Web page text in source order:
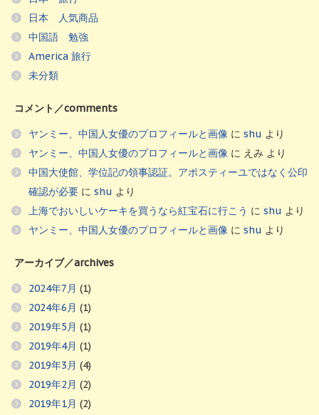
日本 人気商品
中国語 勉強
America 旅行
未分類
コメント／comments
ヤンミー、中国人女優のプロフィールと画像 に shu より
ヤンミー、中国人女優のプロフィールと画像 に えみ より
中国大使館、学位記の領事認証。アポスティーユではなく公印
確認が必要 に shu より
上海でおいしいケーキを買うなら紅宝石に行こう に shu より
ヤンミー、中国人女優のプロフィールと画像 に shu より
アーカイブ／archives
2024年7月 (1)
2024年6月 (1)
2019年5月 (1)
2019年4月 (1)
2019年3月 (4)
2019年2月 (2)
2019年1月 (2)